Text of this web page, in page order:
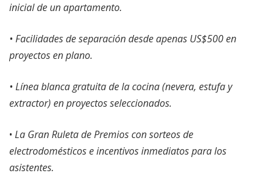
inicial de un apartamento.
​• Facilidades de separación desde apenas US$500 en
proyectos en plano.
​• Línea blanca gratuita de la cocina (nevera, estufa y
extractor) en proyectos seleccionados.
• La Gran Ruleta de Premios con sorteos de
electrodomésticos e incentivos inmediatos para los
asistentes.​